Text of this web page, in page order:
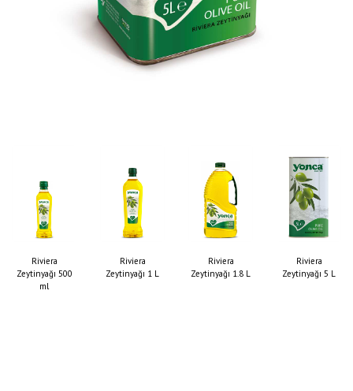
Riviera
Zeytinyağı 500
ml
Riviera
Zeytinyağı 1 L
Riviera
Zeytinyağı 1.8 L
Riviera
Zeytinyağı 5 L